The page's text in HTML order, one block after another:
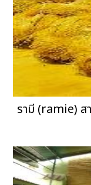
รามี (ramie) ส